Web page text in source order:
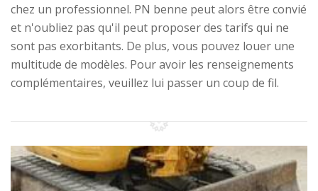
chez un professionnel. PN benne peut alors être convié
et n'oubliez pas qu'il peut proposer des tarifs qui ne
sont pas exorbitants. De plus, vous pouvez louer une
multitude de modèles. Pour avoir les renseignements
complémentaires, veuillez lui passer un coup de fil.